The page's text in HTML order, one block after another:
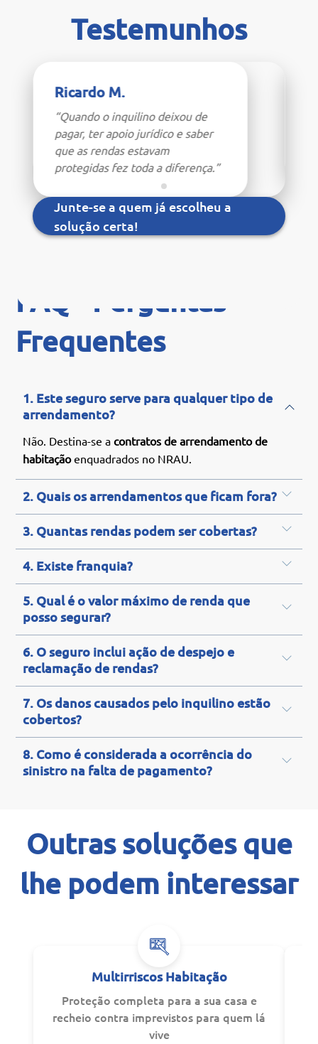
Testemunhos
Ricardo M.
“Quando o inquilino deixou de
pagar, ter apoio jurídico e saber
que as rendas estavam
protegidas fez toda a diferença.”
Junte-se a quem já escolheu a
solução certa!
FAQ - Perguntas
Frequentes
1. Este seguro serve para qualquer tipo de
arrendamento?
Não. Destina-se acontratos de arrendamento de
habitaçãoenquadrados no NRAU.
2. Quais os arrendamentos que ficam fora?
3. Quantas rendas podem ser cobertas?
4. Existe franquia?
5. Qual é o valor máximo de renda que
posso segurar?
6. O seguro inclui ação de despejo e
reclamação de rendas?
7. Os danos causados pelo inquilino estão
cobertos?
8. Como é considerada a ocorrência do
sinistro na falta de pagamento?
Outras soluções que
lhe podem interessar
Multirriscos Habitação
Proteção completa para a sua casa e
recheio contra imprevistos para quem lá
vive